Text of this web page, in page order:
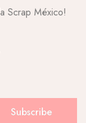
Scrap México!
Subscribe